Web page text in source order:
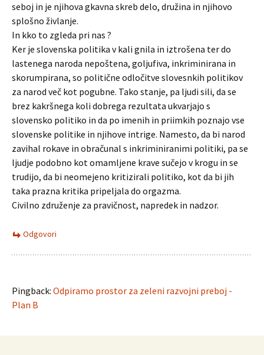
seboj in je njihova gkavna skreb delo, družina in njihovo
splošno živlanje.
In kko to zgleda pri nas ?
Ker je slovenska politika v kali gnila in iztrošena ter do
lastenega naroda nepoštena, goljufiva, inkriminirana in
skorumpirana, so politične odločitve slovesnkih politikov
za narod več kot pogubne. Tako stanje, pa ljudi sili, da se
brez kakršnega koli dobrega rezultata ukvarjajo s
slovensko politiko in da po imenih in priimkih poznajo vse
slovenske politike in njihove intrige. Namesto, da bi narod
zavihal rokave in obračunal s inkriminiranimi politiki, pa se
ljudje podobno kot omamljene krave sučejo v krogu in se
trudijo, da bi neomejeno kritizirali politiko, kot da bi jih
taka prazna kritika pripeljala do orgazma.
Civilno združenje za pravičnost, napredek in nadzor.
Odgovori
Pingback: Odpiramo prostor za zeleni razvojni preboj -
Plan B